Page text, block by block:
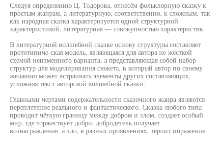
Следуя определению Ц. Тодорова, отнесём фольклорную сказку к
простым жанрам, а литературную, соответственно, к сложным, так
как народная сказка характеризуется одной структурной
характеристикой, литературная — совокупностью характеристик.
В литературной волшебной сказке основу структуры составляет
прототипиче-ская модель, являющаяся для автора не жёсткой
схемой неизменного варианта, а представляющая собой набор
структур для моделирования сюжета, в который автор по своему
желанию может встраивать элементы других составляющих,
усложняя текст авторской волшебной сказки.
Главными чертами содержательности сказочного жанра являются
переплетение реального и фантастического. Сказка любого типа
проводит чёткую границу между добром и злом, создает особый
мир, где торжествует добро, добродетель получает
вознаграждение, а зло, в разных проявлениях, терпит поражение.